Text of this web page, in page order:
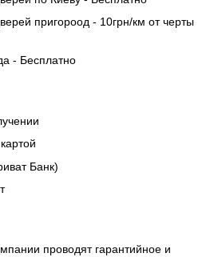
пригороод - 10грн/км от черты
- Бесплатно
Банк)
проводят гарантийное и